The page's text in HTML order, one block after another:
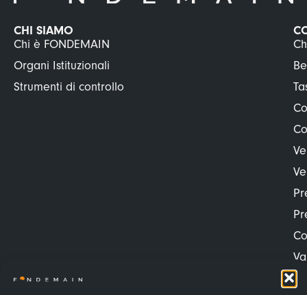
CHI SIAMO
Chi è FONDEMAIN
Organi Istituzionali
Strumenti di controllo